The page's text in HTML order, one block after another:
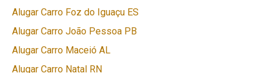
Alugar Carro Foz do Iguaçu ES
Alugar Carro João Pessoa PB
Alugar Carro Maceió AL
Alugar Carro Natal RN